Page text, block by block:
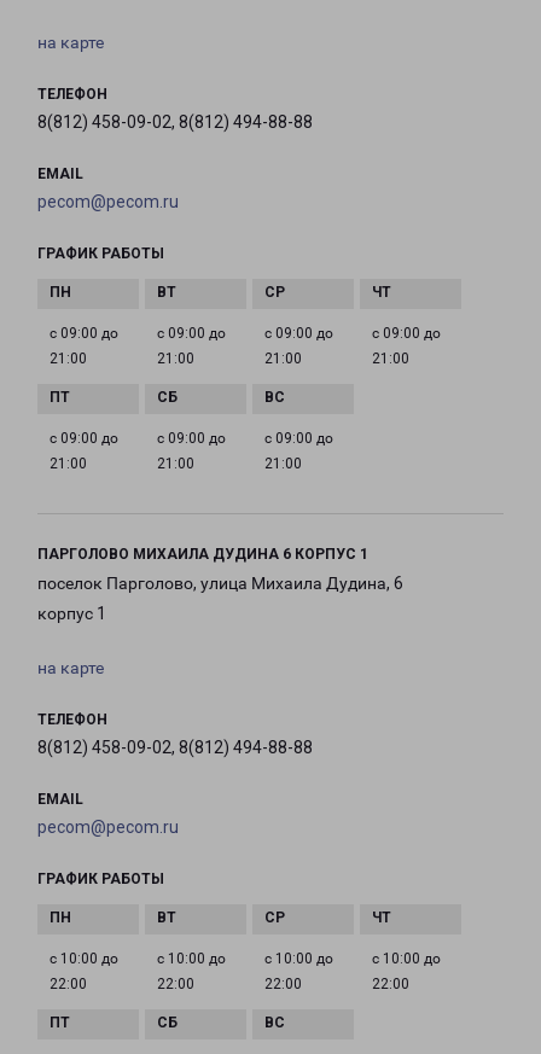
на карте
ТЕЛЕФОН
8(812) 458-09-02, 8(812) 494-88-88
EMAIL
pecom@pecom.ru
ГРАФИК РАБОТЫ
с 09:00 до
21:00
с 09:00 до
21:00
с 09:00 до
21:00
с 09:00 до
21:00
с 09:00 до
21:00
с 09:00 до
21:00
с 09:00 до
21:00
ПАРГОЛОВО МИХАИЛА ДУДИНА 6 КОРПУС 1
поселок Парголово, улица Михаила Дудина, 6
корпус 1
на карте
ТЕЛЕФОН
8(812) 458-09-02, 8(812) 494-88-88
EMAIL
pecom@pecom.ru
ГРАФИК РАБОТЫ
с 10:00 до
22:00
с 10:00 до
22:00
с 10:00 до
22:00
с 10:00 до
22:00